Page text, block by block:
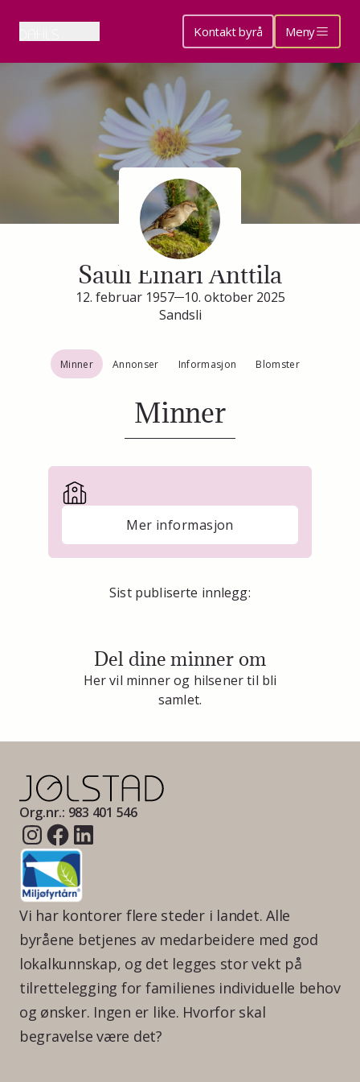
Kontakt byrå Meny
Minneside for
Sauli Einari Anttila
12. februar 1957 10. oktober 2025
Sandsli
Minner Annonser Informasjon Blomster
Minner
Mer informasjon
Sist publiserte innlegg:
Del dine minner om
Her vil minner og hilsener til bli
samlet.
Org.nr.: 983 401 546
Vi har kontorer flere steder i landet. Alle
byråene betjenes av medarbeidere med god
lokalkunnskap, og det legges stor vekt på
tilrettelegging for familienes individuelle behov
og ønsker. Ingen er like. Hvorfor skal
begravelse være det?